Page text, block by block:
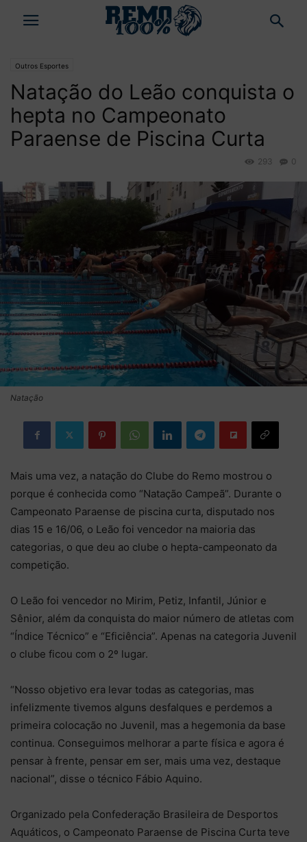
Outros Esportes
Natação do Leão conquista o
hepta no Campeonato
Paraense de Piscina Curta
0
293
Natação
Mais uma vez, a natação do Clube do Remo mostrou o
porque é conhecida como “Natação Campeã”. Durante o
Campeonato Paraense de piscina curta, disputado nos
dias 15 e 16/06, o Leão foi vencedor na maioria das
categorias, o que deu ao clube o hepta-campeonato da
competição.
O Leão foi vencedor no Mirim, Petiz, Infantil, Júnior e
Sênior, além da conquista do maior número de atletas com
“Índice Técnico” e “Eficiência”. Apenas na categoria Juvenil
o clube ficou com o 2º lugar.
“Nosso objetivo era levar todas as categorias, mas
infelizmente tivemos alguns desfalques e perdemos a
primeira colocação no Juvenil, mas a hegemonia da base
continua. Conseguimos melhorar a parte física e agora é
pensar à frente, pensar em ser, mais uma vez, destaque
nacional”, disse o técnico Fábio Aquino.
Organizado pela Confederação Brasileira de Desportos
Aquáticos, o Campeonato Paraense de Piscina Curta teve